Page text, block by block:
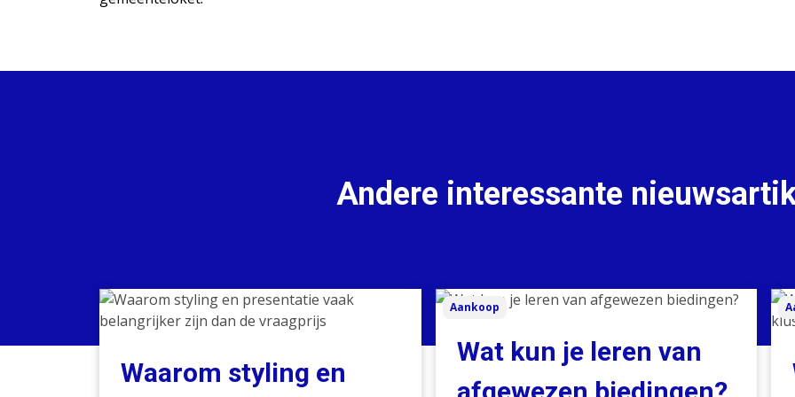
Andere interessante
Waarom
styling
en
presentatie
vaakWaarom styling en
Wat
je
leren
van
Aankoop
Wat kun je leren van
meer